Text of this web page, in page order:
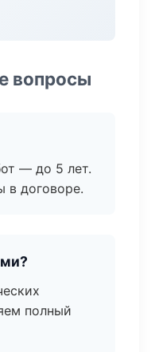
вопросы
— до 5 лет.
в договоре.
полный